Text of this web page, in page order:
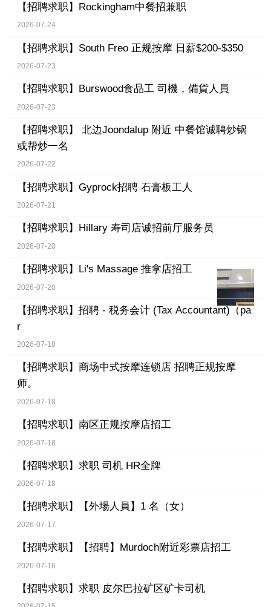
【招聘求职】 Rockingham中餐招兼职
2026-07-24
【招聘求职】 South Freo 正规按摩 日薪$200-$350
2026-07-23
【招聘求职】 Burswood食品工 司機，備貨人員
2026-07-23
【招聘求职】
北边Joondalup 附近 中餐馆诚聘炒锅
或帮炒一名
2026-07-22
【招聘求职】 Gyprock招聘 石膏板工人
2026-07-21
【招聘求职】 Hillary 寿司店诚招前厅服务员
2026-07-20
【招聘求职】 Li's Massage 推拿店招工
2026-07-20
【招聘求职】 招聘 - 税务会计 (Tax Accountant)（pa
r
2026-07-18
【招聘求职】 商场中式按摩连锁店 招聘正规按摩
师。
2026-07-18
【招聘求职】 南区正规按摩店招工
2026-07-18
【招聘求职】 求职 司机 HR全牌
2026-07-18
【招聘求职】 【外場人員】1 名（女）
2026-07-17
【招聘求职】 【招聘】Murdoch附近彩票店招工
2026-07-16
【招聘求职】 求职 皮尔巴拉矿区矿卡司机